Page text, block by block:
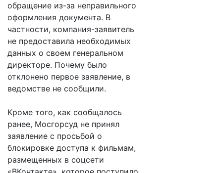
обращение из-за неправильного
оформления документа. В
частности, компания-заявитель
не предоставила необходимых
данных о своем генеральном
директоре. Почему было
отклонено первое заявление, в
ведомстве не сообщили.
Кроме того, как сообщалось
ранее, Мосгорсуд не принял
заявление с просьбой о
блокировке доступа к фильмам,
размещенных в соцсети